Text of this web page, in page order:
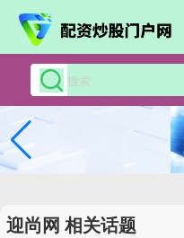
迎尚网 相关话题